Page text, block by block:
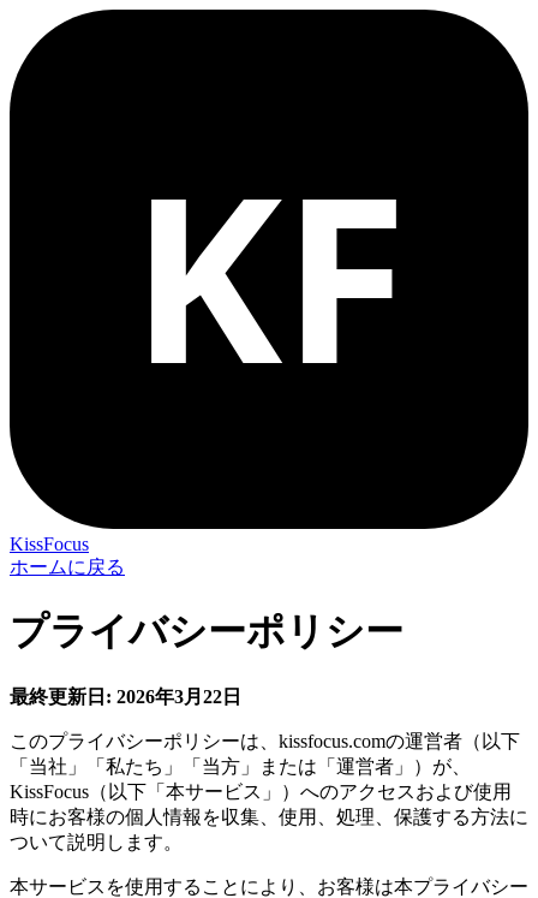
KissFocus
ホームに戻る
プライバシーポリシー
最終更新日: 2026年3月22日
このプライバシーポリシーは、kissfocus.comの運営者（以下
「当社」「私たち」「当方」または「運営者」）が、
KissFocus（以下「本サービス」）へのアクセスおよび使用
時にお客様の個人情報を収集、使用、処理、保護する方法に
ついて説明します。
本サービスを使用することにより、お客様は本プライバシー